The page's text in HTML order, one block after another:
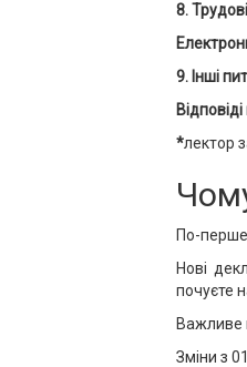
8.
9. Інші
*лектор
По-
Нові
почуєте
Важливе
Зміни з